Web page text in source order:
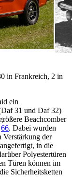
in Frankreich, 2 in
ein
31 und Daf 32)
Beachcomber
66. Dabei wurden
Verstärkung der
in die
Polyestertüren
Türen können im
Sicherheitsketten